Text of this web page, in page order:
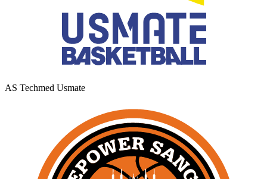
AS Techmed Usmate